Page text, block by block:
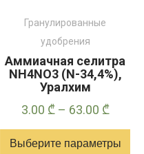
Гранулированные
удобрения
Аммиачная селитра
NH4NO3 (N-34,4%),
Уралхим
3.00 ₾ – 63.00 ₾
цен:
3.00 ₾
Выберите параметры